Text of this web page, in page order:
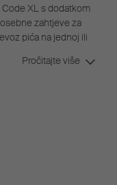
Code XL s dodatkom
zahtjeve za
pića na jednoj ili
Pročitajte više